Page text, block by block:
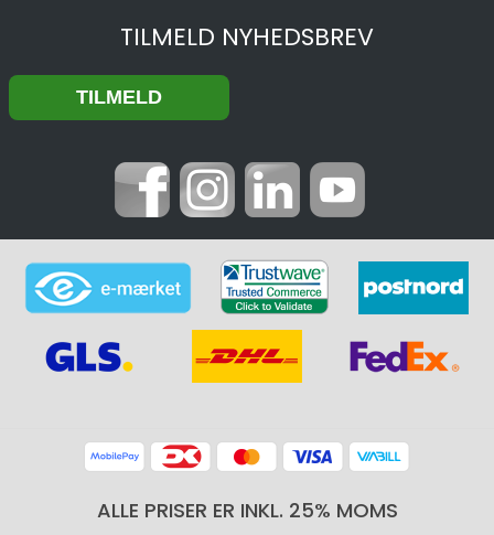
TILMELD NYHEDSBREV
ALLE PRISER ER INKL. 25% MOMS